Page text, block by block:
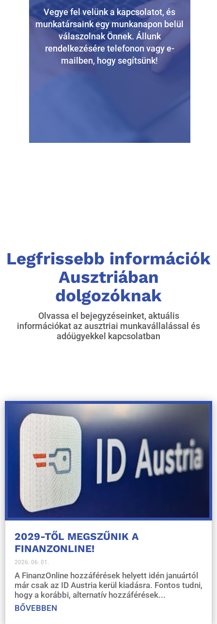
Vegye fel velünk a kapcsolatot, és
munkatársaink egy munkanapon belül
válaszolnak Önnek. Állunk
rendelkezésére telefonon vagy e-
mailben, hogy segítsünk!
Legfrissebb információk
Ausztriában
dolgozóknak
Olvassa el bejegyzéseinket, aktuális
információkat az ausztriai munkavállalással és
adóügyekkel kapcsolatban
2029-TŐL MEGSZŰNIK A
FINANZONLINE!
2026. 06. 01.
A FinanzOnline hozzáférések helyett idén januártól
már csak az ID Austria kerül kiadásra. Fontos tudni,
hogy a korábbi, alternatív hozzáférések...
BŐVEBBEN